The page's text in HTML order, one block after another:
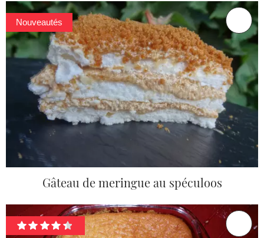
Nouveautés
Gâteau de meringue au spéculoos